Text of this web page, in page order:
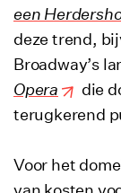
een
deze trend,
Broadway’s
Opera
die
terugkerend
Voor het